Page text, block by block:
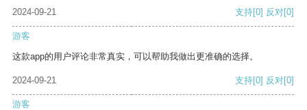
2024-09-21 支持[0] 反对[0]
游客
这款app的用户评论非常真实，可以帮助我做出更准确的选择。
2024-09-21 支持[0] 反对[0]
游客